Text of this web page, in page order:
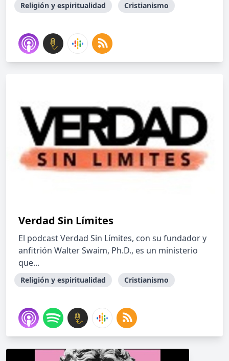
Religión y espiritualidad Cristianismo
Verdad Sin Límites
El podcast Verdad Sin Límites, con su fundador y
anfitrión Walter Swaim, Ph.D., es un ministerio
que...
Religión y espiritualidad Cristianismo